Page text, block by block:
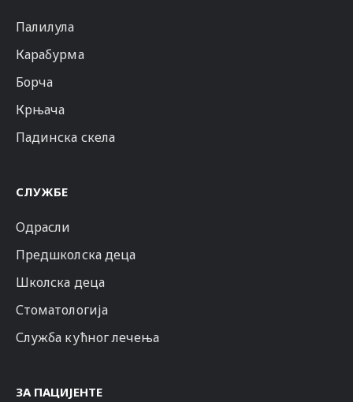
Палилула
Карабурма
Борча
Крњача
Падинска скела
СЛУЖБЕ
Одрасли
Предшколска деца
Школска деца
Стоматологија
Служба кућног лечења
ЗА ПАЦИЈЕНТЕ